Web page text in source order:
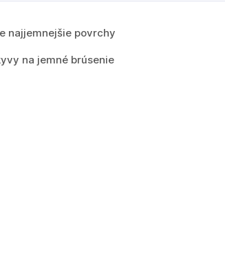
najjemnejšie povrchy
na jemné brúsenie